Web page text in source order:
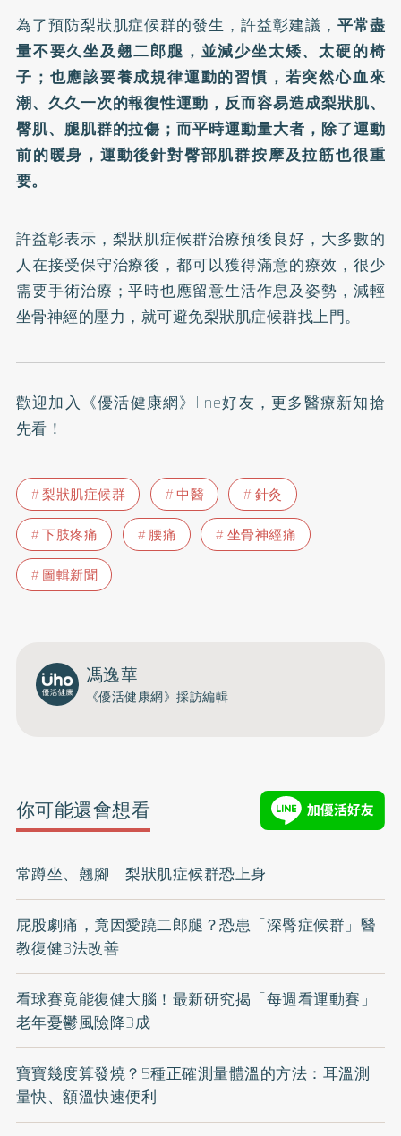
為了預防梨狀肌症候群的發生，許益彰建議， 平常盡
量不要久坐及翹二郎腿，並減少坐太矮、太硬的椅
子；也應該要養成規律運動的習慣，若突然心血來
潮、久久一次的報復性運動，反而容易造成梨狀肌、
臀肌、腿肌群的拉傷；而平時運動量大者，除了運動
前的暖身，運動後針對臀部肌群按摩及拉筋也很重
要。
許益彰表示，梨狀肌症候群治療預後良好，大多數的
人在接受保守治療後，都可以獲得滿意的療效，很少
需要手術治療；平時也應留意生活作息及姿勢，減輕
坐骨神經的壓力，就可避免梨狀肌症候群找上門。
歡迎加入 《優活健康網》line好友 ，更多醫療新知搶
先看！
梨狀肌症候群 中醫
針灸
下肢疼痛
腰痛
坐骨神經痛
圖輯新聞
馮逸華
《優活健康網》採訪編輯
你可能還會想看
常蹲坐、翹腳 梨狀肌症候群恐上身
屁股劇痛，竟因愛蹺二郎腿？恐患「深臀症候群」醫
教復健3法改善
看球賽竟能復健大腦！最新研究揭「每週看運動賽」
老年憂鬱風險降3成
寶寶幾度算發燒？5種正確測量體溫的方法：耳溫測
量快、額溫快速便利